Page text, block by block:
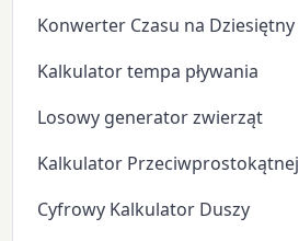
Konwerter Czasu na Dziesiętny
Kalkulator tempa pływania
Losowy generator zwierząt
Kalkulator Przeciwprostokątnej
Cyfrowy Kalkulator Duszy